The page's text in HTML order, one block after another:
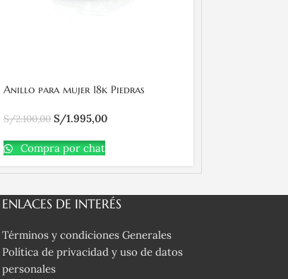
Anillo para mujer 18k Piedras
S/2.100,00 S/1.995,00
Compra por chat
ENLACES DE INTERÉS
Términos y condiciones Generales
Política de privacidad y uso de datos
personales